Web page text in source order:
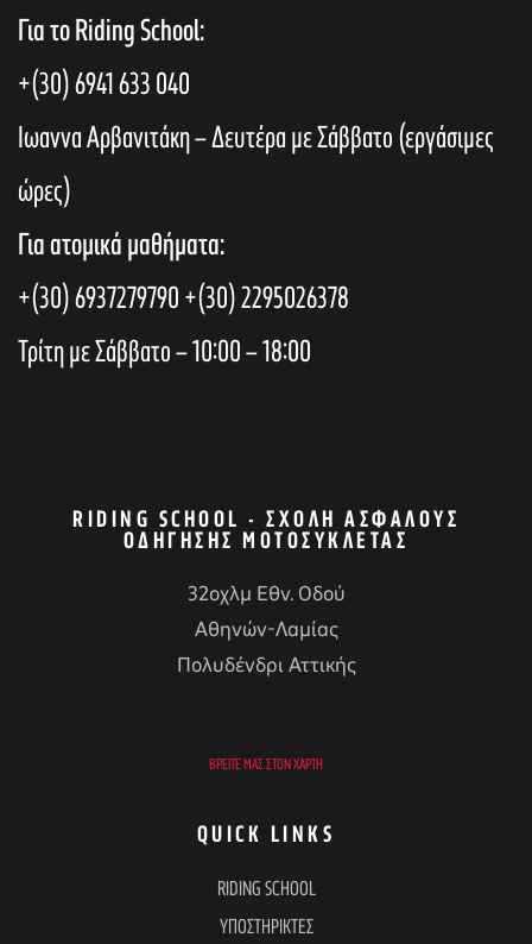
Για το Riding School:
+(30) 6941 633 040
Ιωαννα Αρβανιτάκη – Δευτέρα με Σάββατο (εργάσιμες
ώρες)
Για ατομικά μαθήματα:
+(30) 6937279790+(30) 2295026378
Τρίτη με Σάββατο – 10:00 – 18:00
RIDING SCHOOL - ΣΧΟΛΉ ΑΣΦΑΛΟΎΣ
ΟΔΉΓΗΣΗΣ ΜΟΤΟΣΥΚΛΈΤΑΣ
32οχλμ Εθν. Οδού
Αθηνών-Λαμίας
Πολυδένδρι Αττικής
ΒΡΕΊΤΕ ΜΑΣ ΣΤΟΝ ΧΆΡΤΗ
QUICK LINKS
RIDING SCHOOL
ΥΠΟΣΤΗΡΙΚΤΕΣ